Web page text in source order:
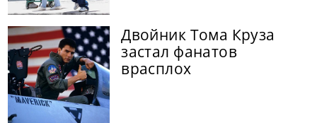
Двойник Тома Круза
застал фанатов
врасплох